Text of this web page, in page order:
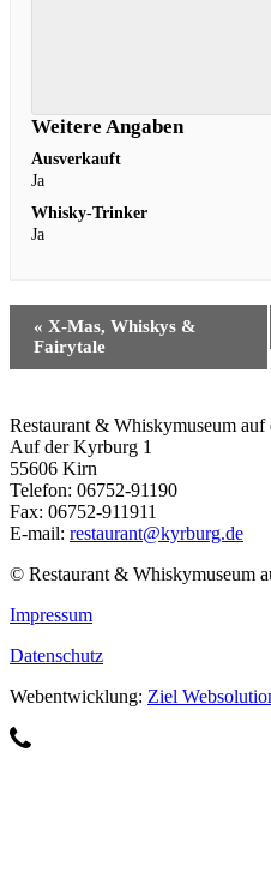
Weitere Angaben
Ausverkauft
Ja
Whisky-Trinker
Ja
Veranstaltung
Navigation
« X-Mas, Whiskys &
Fairytale
Restaurant & Whiskymuseum
Auf der Kyrburg 1
55606 Kirn
Telefon: 06752-91190
Fax: 06752-911911
E-mail: restaurant@kyrburg.de
© Restaurant & Whiskymuseum
Impressum
Datenschutz
Webentwicklung: Ziel